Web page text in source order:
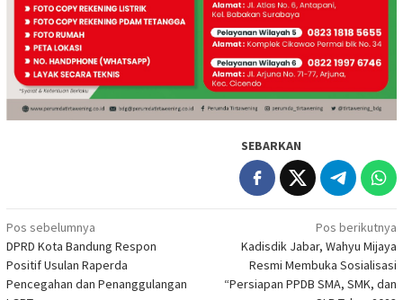
SEBARKAN
Navigasi
pos
Pos sebelumnya
DPRD Kota Bandung Respon
Positif Usulan Raperda
Pencegahan dan Penanggulangan
Pos berikutnya
Kadisdik Jabar, Wahyu Mijaya
Resmi Membuka Sosialisasi
“Persiapan PPDB SMA, SMK, dan